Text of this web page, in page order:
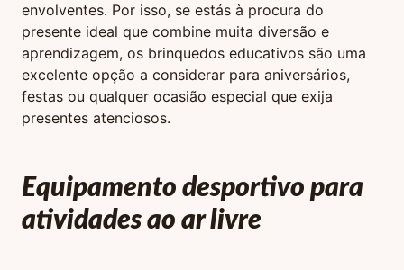
envolventes. Por isso, se estás à procura do
presente ideal que combine muita diversão e
aprendizagem, os brinquedos educativos são uma
excelente opção a considerar para aniversários,
festas ou qualquer ocasião especial que exija
presentes atenciosos.
Equipamento desportivo para
atividades ao ar livre